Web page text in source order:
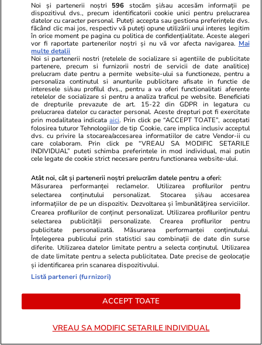
”Nu există presiune, e frumos să jucăm pe un
asemenea stadion, într-o asemenea atmosferă”,
a subliniat tehnicianul, conştient că
Universitatea nu a câştigat niciodată pe Arena
Naţională. ”Terenul bun este un avantaj pentru
show, oamenii vin la stadion să vadă un
spectacol frumos”, a mai spus tehnicianul.
Mangia aşteaptă ca echipa din Bănie să fie
susţinută la finală de mulţi spectatori: ”E o
mare satisfacţie să vedem în stadion mulţi
suporteri ai echipei noastre, înseamnă că am
făcut o treabă bună”.
Mangia a comentat şi faptul că FC
Noi și partenerii noștri 596 stocăm și/sau accesăm informații pe
dispozitivul dvs., precum identificatorii cookie unici pentru prelucrarea
datelor cu caracter personal. Puteți accepta sau gestiona preferințele dvs.
făcând clic mai jos, respectiv vă puteți opune utilizării unui interes legitim
în orice moment pe pagina cu politica de confidențialitate. Aceste alegeri
vor fi raportate partenerilor noștri și nu vă vor afecta navigarea. Mai
multe detalii
Noi si partenerii nostri (retelele de socializare si agentiile de publicitate
partenere, precum si furnizorii nostri de servicii de date analitice)
prelucram date pentru a permite website-ului sa functioneze, pentru a
personaliza continutul si anunturile publicitare afisate in functie de
interesele si/sau profilul dvs., pentru a va oferi functionalitati aferente
retelelor de socializare si pentru a analiza traficul pe website. Beneficiati
de drepturile prevazute de art. 15-22 din GDPR in legatura cu
prelucrarea datelor cu caracter personal. Aceste drepturi pot fi exercitate
prin modalitatea indicataaici. Prin click pe “ACCEPT TOATE”, acceptati
folosirea tuturor Tehnologiilor de tip Cookie, care implica inclusiv acceptul
dvs. cu privire la stocarea/accesarea informatiilor de catre Vendor-ii cu
care colaboram. Prin click pe “VREAU SA MODIFIC SETARILE
INDIVIDUAL” puteti schimba preferintele in mod individual, mai putin
cele legate de cookie strict necesare pentru functionarea website-ului.
Atât noi, cât și partenerii noștri prelucrăm datele pentru a oferi:
Măsurarea performanței reclamelor. Utilizarea profilurilor pentru
selectarea conținutului personalizat. Stocarea și/sau accesarea
informațiilor de pe un dispozitiv. Dezvoltarea și îmbunătățirea serviciilor.
Crearea profilurilor de conținut personalizat. Utilizarea profilurilor pentru
selectarea publicității personalizate. Crearea profilurilor pentru
publicitate personalizată. Măsurarea performanței conținutului.
Înțelegerea publicului prin statistici sau combinații de date din surse
diferite. Utilizarea datelor limitate pentru a selecta conținutul. Utilizarea
de date limitate pentru a selecta publicitatea. Date precise de geolocație
și identificarea prin scanarea dispozitivului.
Listă parteneri (furnizori)
ACCEPT TOATE
VREAU SA MODIFIC SETARILE INDIVIDUAL